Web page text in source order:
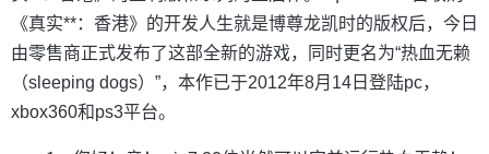
《真实**：香港》的开发人生就是博尊龙凯时的版权后，今日
由零售商正式发布了这部全新的游戏，同时更名为“热血无赖
（sleeping dogs）”，本作已于2012年8月14日登陆pc，
xbox360和ps3平台。